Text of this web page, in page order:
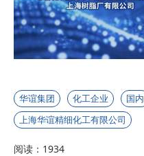
华谊集团 化工企业 国内
上海华谊精细化工有限公司
阅读：1934